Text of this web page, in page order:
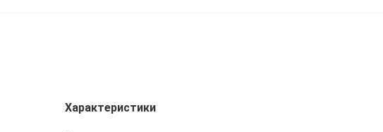
Характеристики